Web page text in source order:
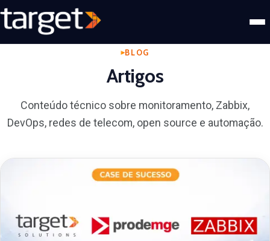
BLOG
Artigos
Conteúdo técnico sobre monitoramento, Zabbix,
DevOps, redes de telecom, open source e automação.